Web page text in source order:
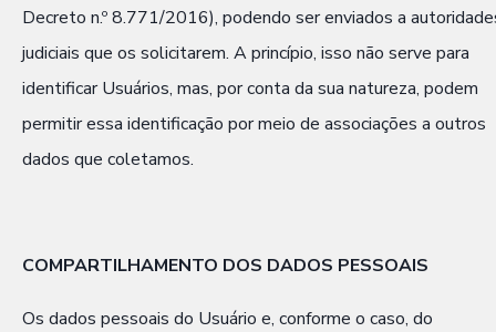
Decreto n.º 8.771/2016), podendo ser enviados a
judiciais que os solicitarem. A princípio, isso não serve para
identificar Usuários, mas, por conta da sua natureza, podem
permitir essa identificação por meio de associações a outros
dados que coletamos.
COMPARTILHAMENTO DOS DADOS PESSOAIS
Os dados pessoais do Usuário e, conforme o caso, do